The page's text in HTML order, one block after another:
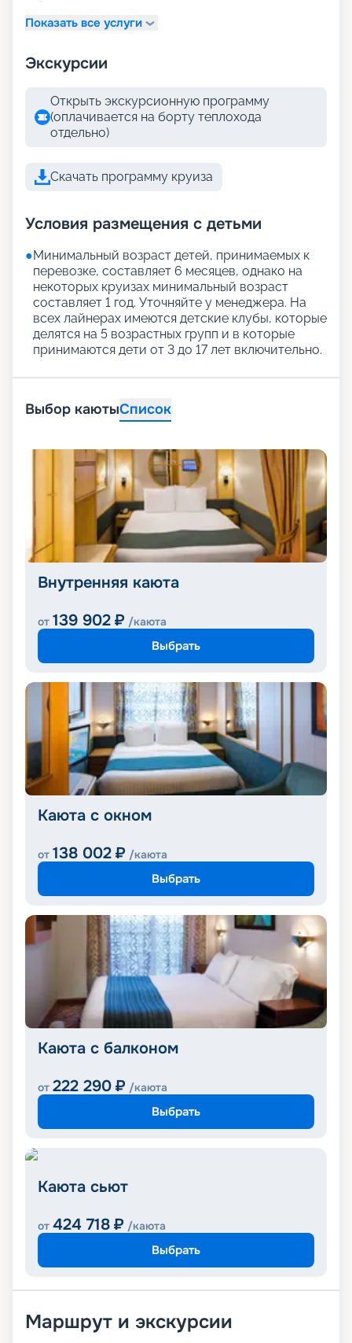
Показать все услуги
Экскурсии
Открыть экскурсионную программу
(оплачивается на борту теплохода
отдельно)
Скачать программу круиза
Условия размещения с детьми
●Минимальный возраст детей, принимаемых к
перевозке, составляет 6 месяцев, однако на
некоторых круизах минимальный возраст
составляет 1 год. Уточняйте у менеджера. На
всех лайнерах имеются детские клубы, которые
делятся на 5 возрастных групп и в которые
принимаются дети от 3 до 17 лет включительно.
Выбор каютыСписок
Внутренняя каюта
от 139 902 ₽ /каюта
Выбрать
Каюта с окном
от 138 002 ₽ /каюта
Выбрать
Каюта с балконом
от 222 290 ₽ /каюта
Выбрать
Каюта сьют
от 424 718 ₽ /каюта
Выбрать
Маршрут и экскурсии